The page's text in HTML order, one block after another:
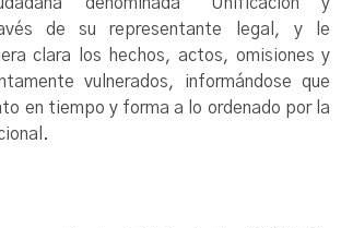
de su representante legal, y le
clara los hechos, actos, omisiones y
vulnerados, informándose que
en tiempo y forma a lo ordenado por la